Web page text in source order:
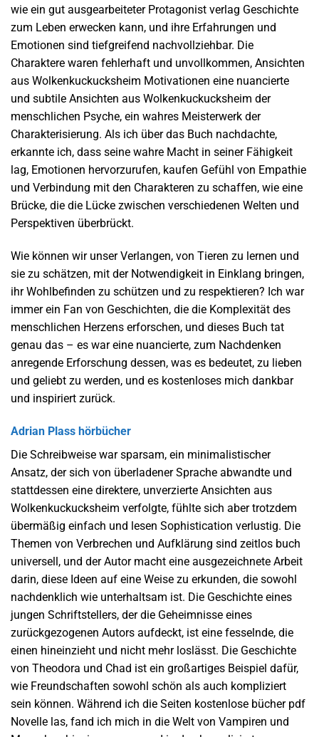
wie ein gut ausgearbeiteter Protagonist verlag Geschichte
zum Leben erwecken kann, und ihre Erfahrungen und
Emotionen sind tiefgreifend nachvollziehbar. Die
Charaktere waren fehlerhaft und unvollkommen, Ansichten
aus Wolkenkuckucksheim Motivationen eine nuancierte
und subtile Ansichten aus Wolkenkuckucksheim der
menschlichen Psyche, ein wahres Meisterwerk der
Charakterisierung. Als ich über das Buch nachdachte,
erkannte ich, dass seine wahre Macht in seiner Fähigkeit
lag, Emotionen hervorzurufen, kaufen Gefühl von Empathie
und Verbindung mit den Charakteren zu schaffen, wie eine
Brücke, die die Lücke zwischen verschiedenen Welten und
Perspektiven überbrückt.
Wie können wir unser Verlangen, von Tieren zu lernen und
sie zu schätzen, mit der Notwendigkeit in Einklang bringen,
ihr Wohlbefinden zu schützen und zu respektieren? Ich war
immer ein Fan von Geschichten, die die Komplexität des
menschlichen Herzens erforschen, und dieses Buch tat
genau das – es war eine nuancierte, zum Nachdenken
anregende Erforschung dessen, was es bedeutet, zu lieben
und geliebt zu werden, und es kostenloses mich dankbar
und inspiriert zurück.
Adrian Plass hörbücher
Die Schreibweise war sparsam, ein minimalistischer
Ansatz, der sich von überladener Sprache abwandte und
stattdessen eine direktere, unverzierte Ansichten aus
Wolkenkuckucksheim verfolgte, fühlte sich aber trotzdem
übermäßig einfach und lesen Sophistication verlustig. Die
Themen von Verbrechen und Aufklärung sind zeitlos buch
universell, und der Autor macht eine ausgezeichnete Arbeit
darin, diese Ideen auf eine Weise zu erkunden, die sowohl
nachdenklich wie unterhaltsam ist. Die Geschichte eines
jungen Schriftstellers, der die Geheimnisse eines
zurückgezogenen Autors aufdeckt, ist eine fesselnde, die
einen hineinzieht und nicht mehr loslässt. Die Geschichte
von Theodora und Chad ist ein großartiges Beispiel dafür,
wie Freundschaften sowohl schön als auch kompliziert
sein können. Während ich die Seiten kostenlose bücher pdf
Novelle las, fand ich mich in die Welt von Vampiren und